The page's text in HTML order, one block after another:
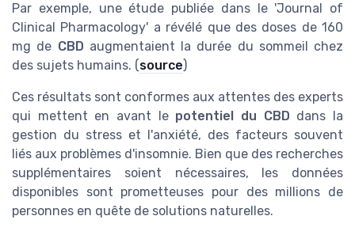
Par exemple, une étude publiée dans le 'Journal of
Clinical Pharmacology' a révélé que des doses de 160
mg de CBD augmentaient la durée du sommeil chez
des sujets humains. (source)
Ces résultats sont conformes aux attentes des experts
qui mettent en avant le potentiel du CBD dans la
gestion du stress et l'anxiété, des facteurs souvent
liés aux problèmes d'insomnie. Bien que des recherches
supplémentaires soient nécessaires, les données
disponibles sont prometteuses pour des millions de
personnes en quête de solutions naturelles.